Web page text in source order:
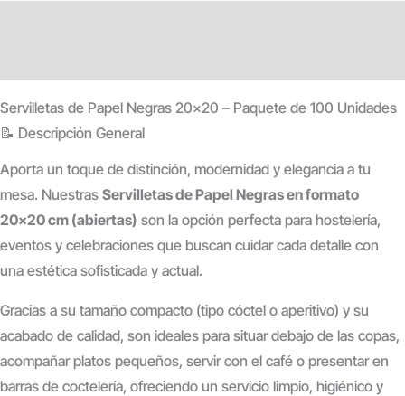
Servilletas de Papel Negras 20×20 – Paquete de 100 Unidades
📝 Descripción General
Aporta un toque de distinción, modernidad y elegancia a tu
mesa. Nuestras Servilletas de Papel Negras en formato
20×20 cm (abiertas) son la opción perfecta para hostelería,
eventos y celebraciones que buscan cuidar cada detalle con
una estética sofisticada y actual.
Gracias a su tamaño compacto (tipo cóctel o aperitivo) y su
acabado de calidad, son ideales para situar debajo de las copas,
acompañar platos pequeños, servir con el café o presentar en
barras de coctelería, ofreciendo un servicio limpio, higiénico y